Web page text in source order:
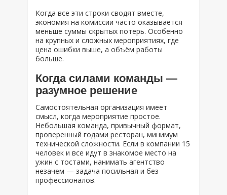
Когда все эти строки сводят вместе,
экономия на комиссии часто оказывается
меньше суммы скрытых потерь. Особенно
на крупных и сложных мероприятиях, где
цена ошибки выше, а объём работы
больше.
Когда силами команды —
разумное решение
Самостоятельная организация имеет
смысл, когда мероприятие простое.
Небольшая команда, привычный формат,
проверенный годами ресторан, минимум
технической сложности. Если в компании 15
человек и все идут в знакомое место на
ужин с тостами, нанимать агентство
незачем — задача посильная и без
профессионалов.